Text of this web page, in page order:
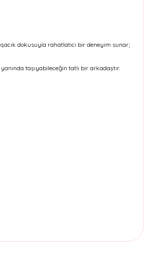
dokusuyla rahatlatıcı bir deneyim sunar;
taşıyabileceğin tatlı bir arkadaştır.